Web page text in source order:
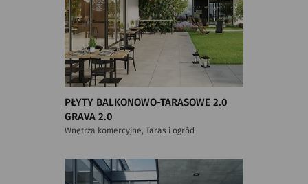
PŁYTY BALKONOWO-TARASOWE 2.0
GRAVA 2.0
Wnętrza komercyjne, Taras i ogród